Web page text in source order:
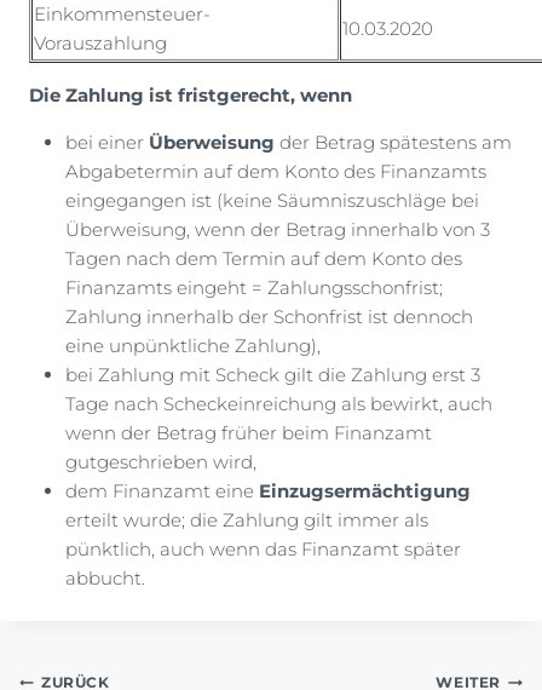
Einkommensteuer-
Vorauszahlung
10.03.2020
Die Zahlung ist fristgerecht, wenn
bei einer Überweisung der Betrag spätestens am
Abgabetermin auf dem Konto des Finanzamts
eingegangen ist (keine Säumniszuschläge bei
Überweisung, wenn der Betrag innerhalb von 3
Tagen nach dem Termin auf dem Konto des
Finanzamts eingeht = Zahlungsschonfrist;
Zahlung innerhalb der Schonfrist ist dennoch
eine unpünktliche Zahlung),
bei Zahlung mit Scheck gilt die Zahlung erst 3
Tage nach Scheckeinreichung als bewirkt, auch
wenn der Betrag früher beim Finanzamt
gutgeschrieben wird,
dem Finanzamt eine Einzugsermächtigung
erteilt wurde; die Zahlung gilt immer als
pünktlich, auch wenn das Finanzamt später
abbucht.
ZURÜCK WEITER